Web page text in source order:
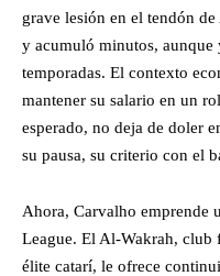
grave lesión en el tendón
y acumuló minutos, aunque
temporadas. El contexto
mantener su salario en un
esperado, no deja de doler
su pausa, su criterio con el
Ahora, Carvalho emprende
League. El Al-Wakrah, club
élite catarí, le ofrece